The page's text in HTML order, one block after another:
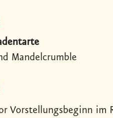
Mandelcrumble
Vorstellungsbeginn im